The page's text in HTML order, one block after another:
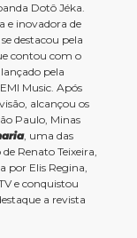
Dotô Jéka.
e inovadora de
destacou pela
contou com o
pela
Music. Após
alcançou os
Paulo, Minas
, uma das
Renato Teixeira,
por Elis Regina,
e conquistou
a revista